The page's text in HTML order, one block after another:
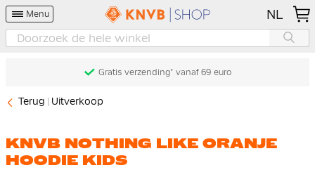
Menu NL
Gratis verzending* vanaf 69 euro
Terug Uitverkoop
KNVB NOTHING LIKE ORANJE
HOODIE KIDS